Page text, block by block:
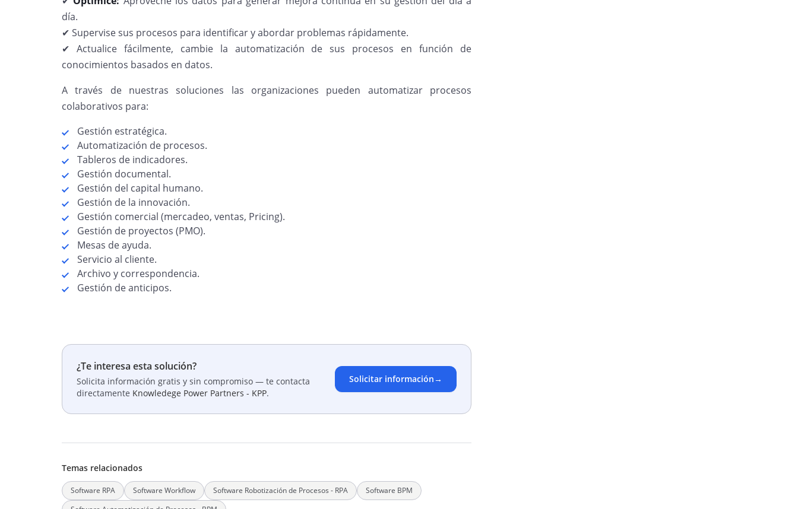
día.
✔ Supervise sus procesos para identificar y abordar problemas rápidamente.
✔ Actualice fácilmente, cambie la automatización de sus procesos en función de
conocimientos basados en datos.
A través de nuestras soluciones las organizaciones pueden automatizar procesos
colaborativos para:
Gestión estratégica.
Automatización de procesos.
Tableros de indicadores.
Gestión documental.
Gestión del capital humano.
Gestión de la innovación.
Gestión comercial (mercadeo, ventas, Pricing).
Gestión de proyectos (PMO).
Mesas de ayuda.
Servicio al cliente.
Archivo y correspondencia.
Gestión de anticipos.
¿Te interesa esta solución?
Solicita información gratis y sin compromiso — te contacta
directamente Knowledege Power Partners - KPP.
Solicitar información→
Temas relacionados
Software RPA Software Workflow Software Robotización de Procesos - RPA
Software BPM